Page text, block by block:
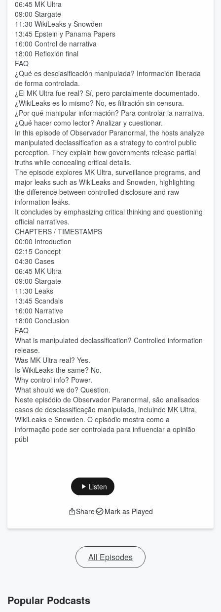
06:45 MK Ultra
09:00 Stargate
11:30 WikiLeaks y Snowden
13:45 Epstein y Panama Papers
16:00 Control de narrativa
18:00 Reflexión final
FAQ
¿Qué es desclasificación manipulada? Información liberada
de forma controlada.
¿El MK Ultra fue real? Sí, pero parcialmente documentado.
¿WikiLeaks es lo mismo? No, es filtración sin censura.
¿Por qué manipular información? Para controlar la narrativa.
¿Qué hacer como lector? Analizar y cuestionar.
In this episode of Observador Paranormal, the hosts analyze
manipulated declassification as a strategy to control public
perception. They explain how governments release partial
truths while concealing critical details.
The episode explores MK Ultra, surveillance programs, and
major leaks such as WikiLeaks and Snowden, highlighting
the difference between controlled disclosure and raw
information leaks.
It concludes by emphasizing critical thinking and questioning
official narratives.
CHAPTERS / TIMESTAMPS
00:00 Introduction
02:15 Concept
04:30 Cases
06:45 MK Ultra
09:00 Stargate
11:30 Leaks
13:45 Scandals
16:00 Narrative
18:00 Conclusion
FAQ
What is manipulated declassification? Controlled information
release.
Was MK Ultra real? Yes.
Is WikiLeaks the same? No.
Why control info? Power.
What should we do? Question.
Neste episódio de Observador Paranormal, são analisados
casos de desclassificação manipulada, incluindo MK Ultra,
WikiLeaks e Snowden. O episódio mostra como a
informação pode ser controlada para influenciar a opinião
públ
Listen
Share Mark as Played
All Episodes
Popular Podcasts